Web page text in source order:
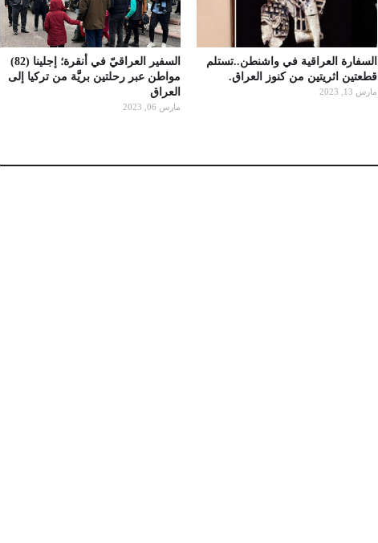
السفارة العراقية في واشنطن..تستلم
قطعتين اثريتين من كنوز العراق.
مارس 13, 2023
السفير العراقيّ في أنقرة؛ إجلينا (82)
مواطن عبر رحلتين بريَّة من تركيا إلى
العراق
مارس 06, 2023